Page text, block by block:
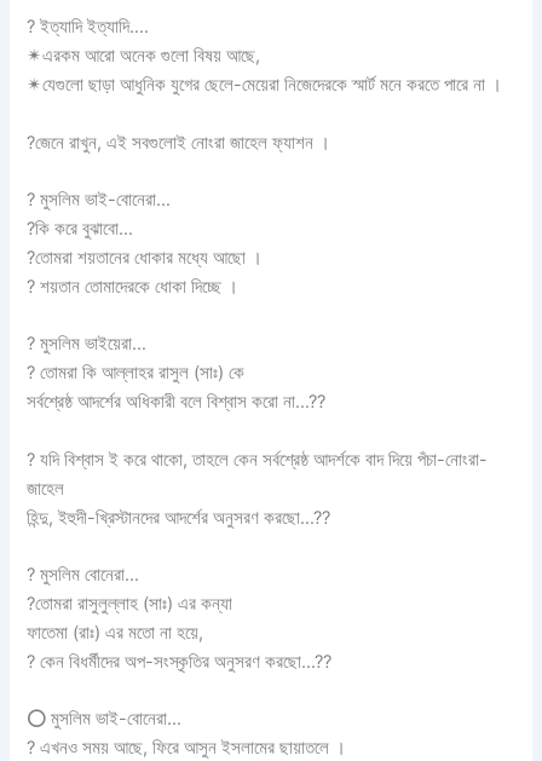
? ইত্যাদি ইত্যাদি….
✴এরকম আরো অনেক গুলো বিষয় আছে,
✴যেগুলো ছাড়া আধুনিক যুগের ছেলে-মেয়েরা নিজেদেরকে স্মার্ট মনে করতে পারে না ।
?জেনে রাখুন, এই সবগুলোই নোংরা জাহেল ফ্যাশন ।
? মুসলিম ভাই-বোনেরা…
?কি করে বুঝাবো…
?তোমরা শয়তানের ধোকার মধ্যে আছো ।
? শয়তান তোমাদেরকে ধোকা দিচ্ছে ।
? মুসলিম ভাইয়েরা…
? তোমরা কি আল্লাহর রাসুল (সাঃ) কে
সর্বশ্রেষ্ঠ আদর্শের অধিকারী বলে বিশ্বাস করো না…??
? যদি বিশ্বাস ই করে থাকো, তাহলে কেন সর্বশ্রেষ্ঠ আদর্শকে বাদ দিয়ে পঁচা-নোংরা-
জাহেল
হিন্দু, ইহুদী-খ্রিস্টানদের আদর্শের অনুসরণ করছো…??
? মুসলিম বোনেরা…
?তোমরা রাসুলুল্লাহ (সাঃ) এর কন্যা
ফাতেমা (রাঃ) এর মতো না হয়ে,
? কেন বিধর্মীদের অপ-সংস্কৃতির অনুসরণ করছো…??
⭕ মুসলিম ভাই-বোনেরা…
? এখনও সময় আছে, ফিরে আসুন ইসলামের ছায়াতলে ।